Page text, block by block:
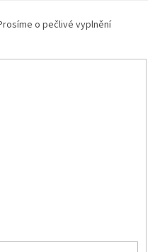
o pečlivé vyplnění